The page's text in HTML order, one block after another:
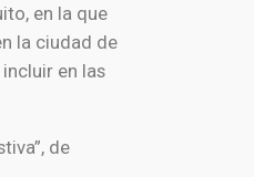
, en la que
la ciudad de
en las
de